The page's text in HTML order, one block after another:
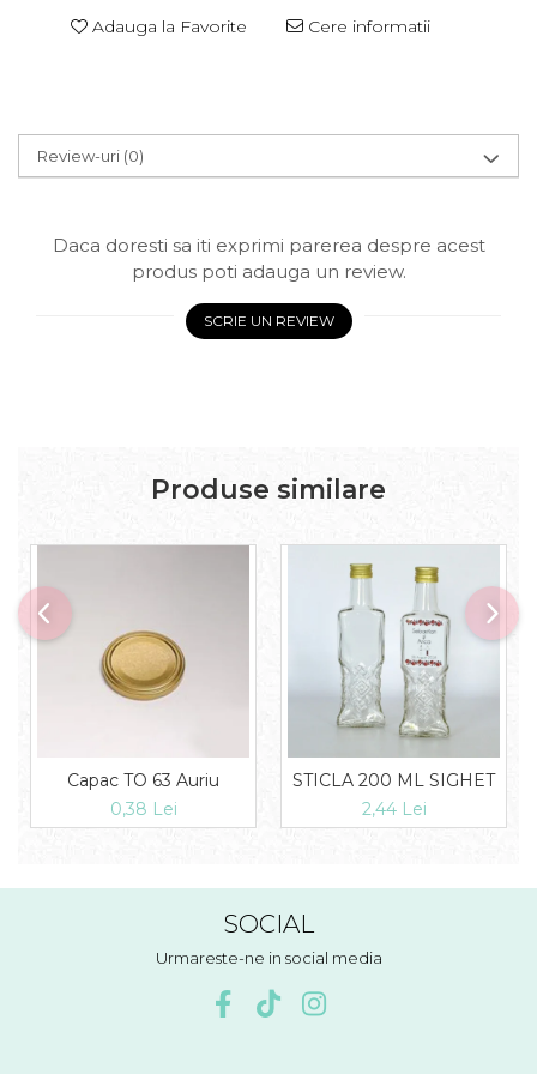
Adauga la Favorite Cere informatii
Review-uri (0)
Daca doresti sa iti exprimi parerea despre acest
produs poti adauga un review.
SCRIE UN REVIEW
Produse similare
Capac TO 63 Auriu
0,38 Lei
STICLA 200 ML SIGHET
2,44 Lei
SOCIAL
Urmareste-ne in social media